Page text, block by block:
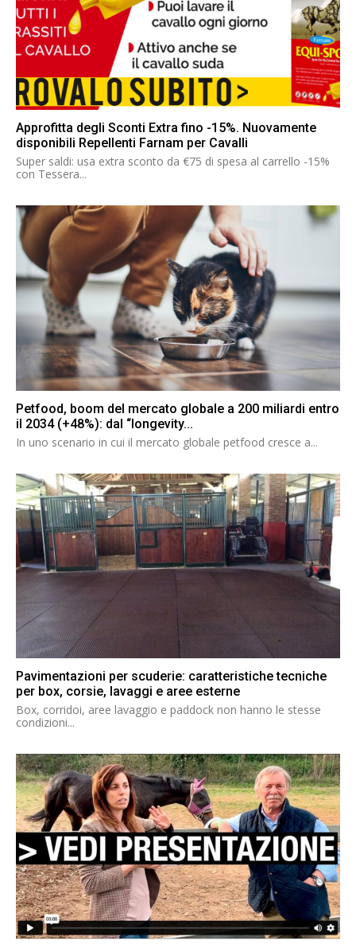
Approfitta degli Sconti Extra fino -15%. Nuovamente
disponibili Repellenti Farnam per Cavalli
Super saldi: usa extra sconto da €75 di spesa al carrello -15%
con Tessera...
Petfood, boom del mercato globale a 200 miliardi entro
il 2034 (+48%): dal “longevity...
In uno scenario in cui il mercato globale petfood cresce a...
Pavimentazioni per scuderie: caratteristiche tecniche
per box, corsie, lavaggi e aree esterne
Box, corridoi, aree lavaggio e paddock non hanno le stesse
condizioni...